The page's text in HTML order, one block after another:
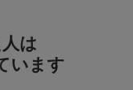
は
います